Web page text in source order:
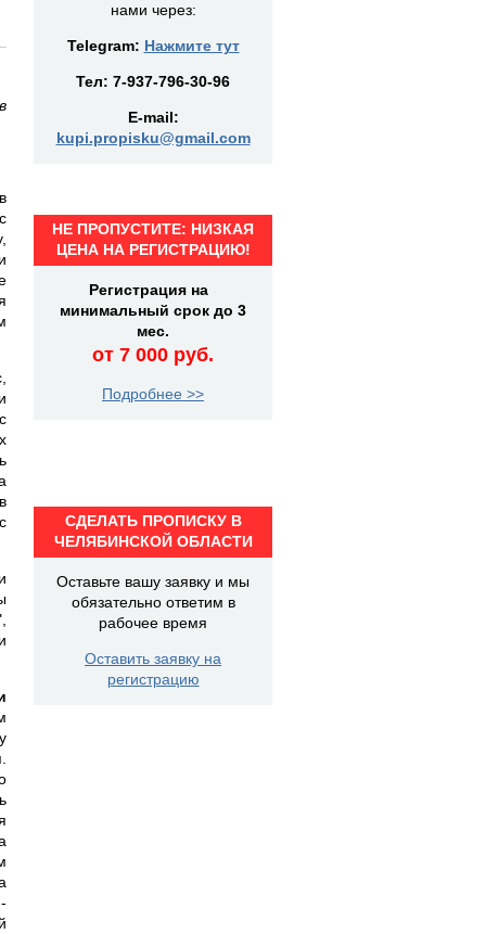
в
нами через:
Telegram: Нажмите тут
Тел: 7-937-796-30-96
E-mail:
kupi.propisku@gmail.com
НЕ ПРОПУСТИТЕ: НИЗКАЯ
ЦЕНА НА РЕГИСТРАЦИЮ!
Регистрация на
минимальный срок до 3
мес.
от 7 000 руб.
Подробнее >>
СДЕЛАТЬ ПРОПИСКУ В
ЧЕЛЯБИНСКОЙ ОБЛАСТИ
Оставьте вашу заявку и мы
обязательно ответим в
рабочее время
Оставить заявку на
регистрацию